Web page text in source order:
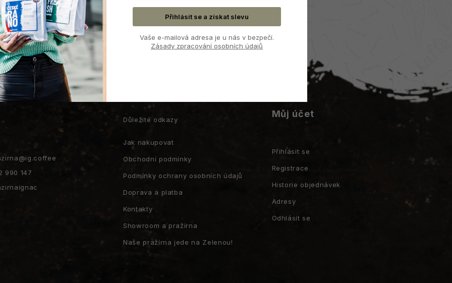
ovlivňují tělo nápoje.
@ig.coffee
990 147
Důležité odkazy
Jak nakupovat
Obchodní podmínky
Podmínky ochrany osobních údajů
Doprava a platba
Kontakty
Showroom a pražírna
Naše pražírna jede na Zelenou!
Můj účet
Přihlásit se
Registrace
Historie objednávek
Adresy
Odhlásit se
Přihlásit se a získat slevu
Vaše e-mailová adresa je u nás v bezpečí.
Zásady zpracování osobních údajů